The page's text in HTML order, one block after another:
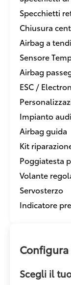
Specchietti
Chiusura
Airbag a
Sensore
Airbag
ESC /
Impianto
Airbag guida
Kit
Poggiatesta
Volante
Servosterzo
Indicatore
Scegli il